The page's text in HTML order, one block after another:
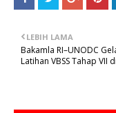
LEBIH LAMA
Bakamla RI–UNODC
Latihan VBSS Tahap VII